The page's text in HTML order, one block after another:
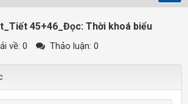
45+46_Đọc: Thời khoá biểu
về: 0 Thảo luận: 0